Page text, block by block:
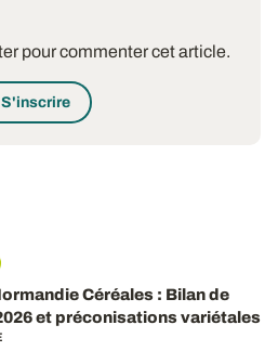
pour commenter cet article.
S'inscrire
Céréales : Bilan de
et préconisations variétales